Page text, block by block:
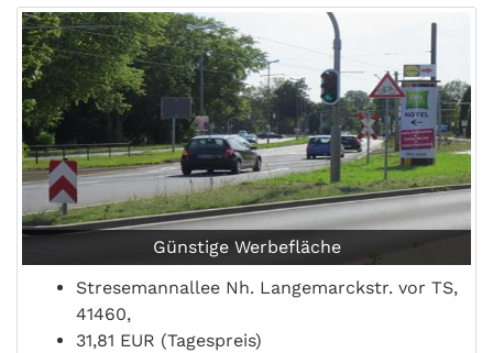
Günstige Werbefläche
Stresemannallee Nh. Langemarckstr. vor TS,
41460,
31,81 EUR (Tagespreis)